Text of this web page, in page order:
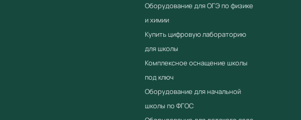
Оборудование для ОГЭ по физике
и химии
Купить цифровую лабораторию
для школы
Комплексное оснащение школы
под ключ
Оборудование для начальной
школы по ФГОС